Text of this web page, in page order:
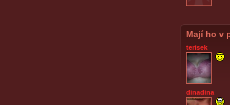
Mají ho v
terisek
dinadina